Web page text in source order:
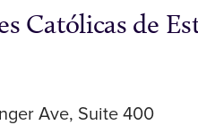
Católicas de
Ave, Suite 400